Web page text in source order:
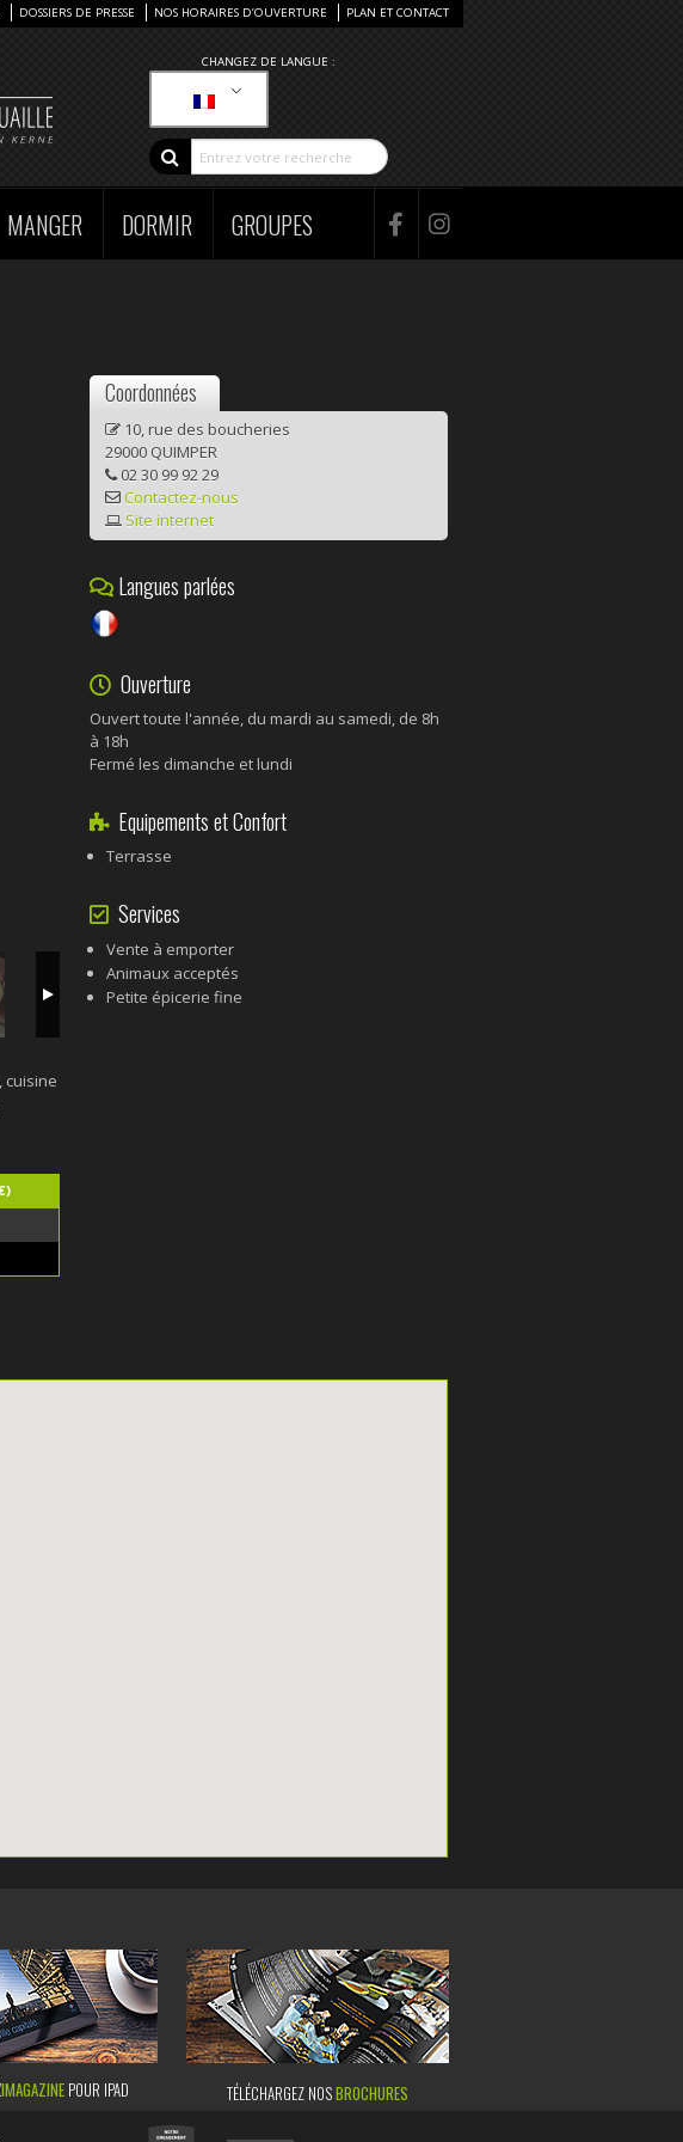
CHANGEZ DE LANGUE :
DOSSIERS DE PRESSE NOS HORAIRES D’OUVERTURE PLAN ET CONTACT
MANGER DORMIR GROUPES
cuisine
Coordonnées
10, rue des boucheries
29000 QUIMPER
02 30 99 92 29
Contactez-nous
Site internet
Langues parlées
Ouverture
Ouvert toute l'année, du mardi au samedi, de 8h
à 18h
Fermé les dimanche et lundi
Equipements et Confort
Terrasse
Services
Vente à emporter
Animaux acceptés
Petite épicerie fine
IMAGAZINEPOUR IPAD TÉLÉCHARGEZ NOSBROCHURES